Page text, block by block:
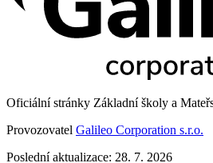
Oficiální stránky Základní školy a
Provozovatel Galileo Corporation s.r.o.
Poslední aktualizace: 28. 7. 2026